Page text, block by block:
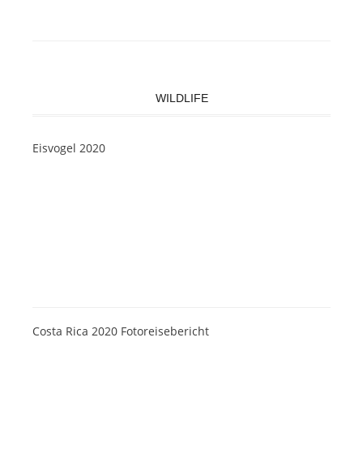
WILDLIFE
Eisvogel 2020
Costa Rica 2020 Fotoreisebericht